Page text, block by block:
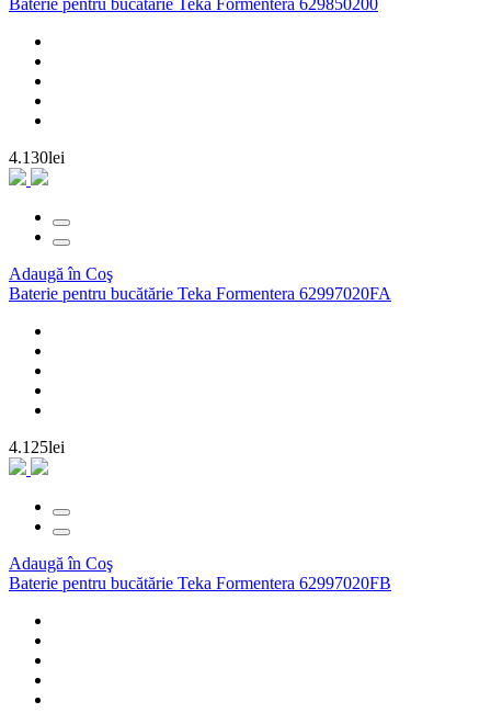
Baterie pentru bucatarie Teka Formentera 629850200
4.130lei
Adaugă în Coş
Baterie pentru bucătărie Teka Formentera 62997020FA
4.125lei
Adaugă în Coş
Baterie pentru bucătărie Teka Formentera 62997020FB